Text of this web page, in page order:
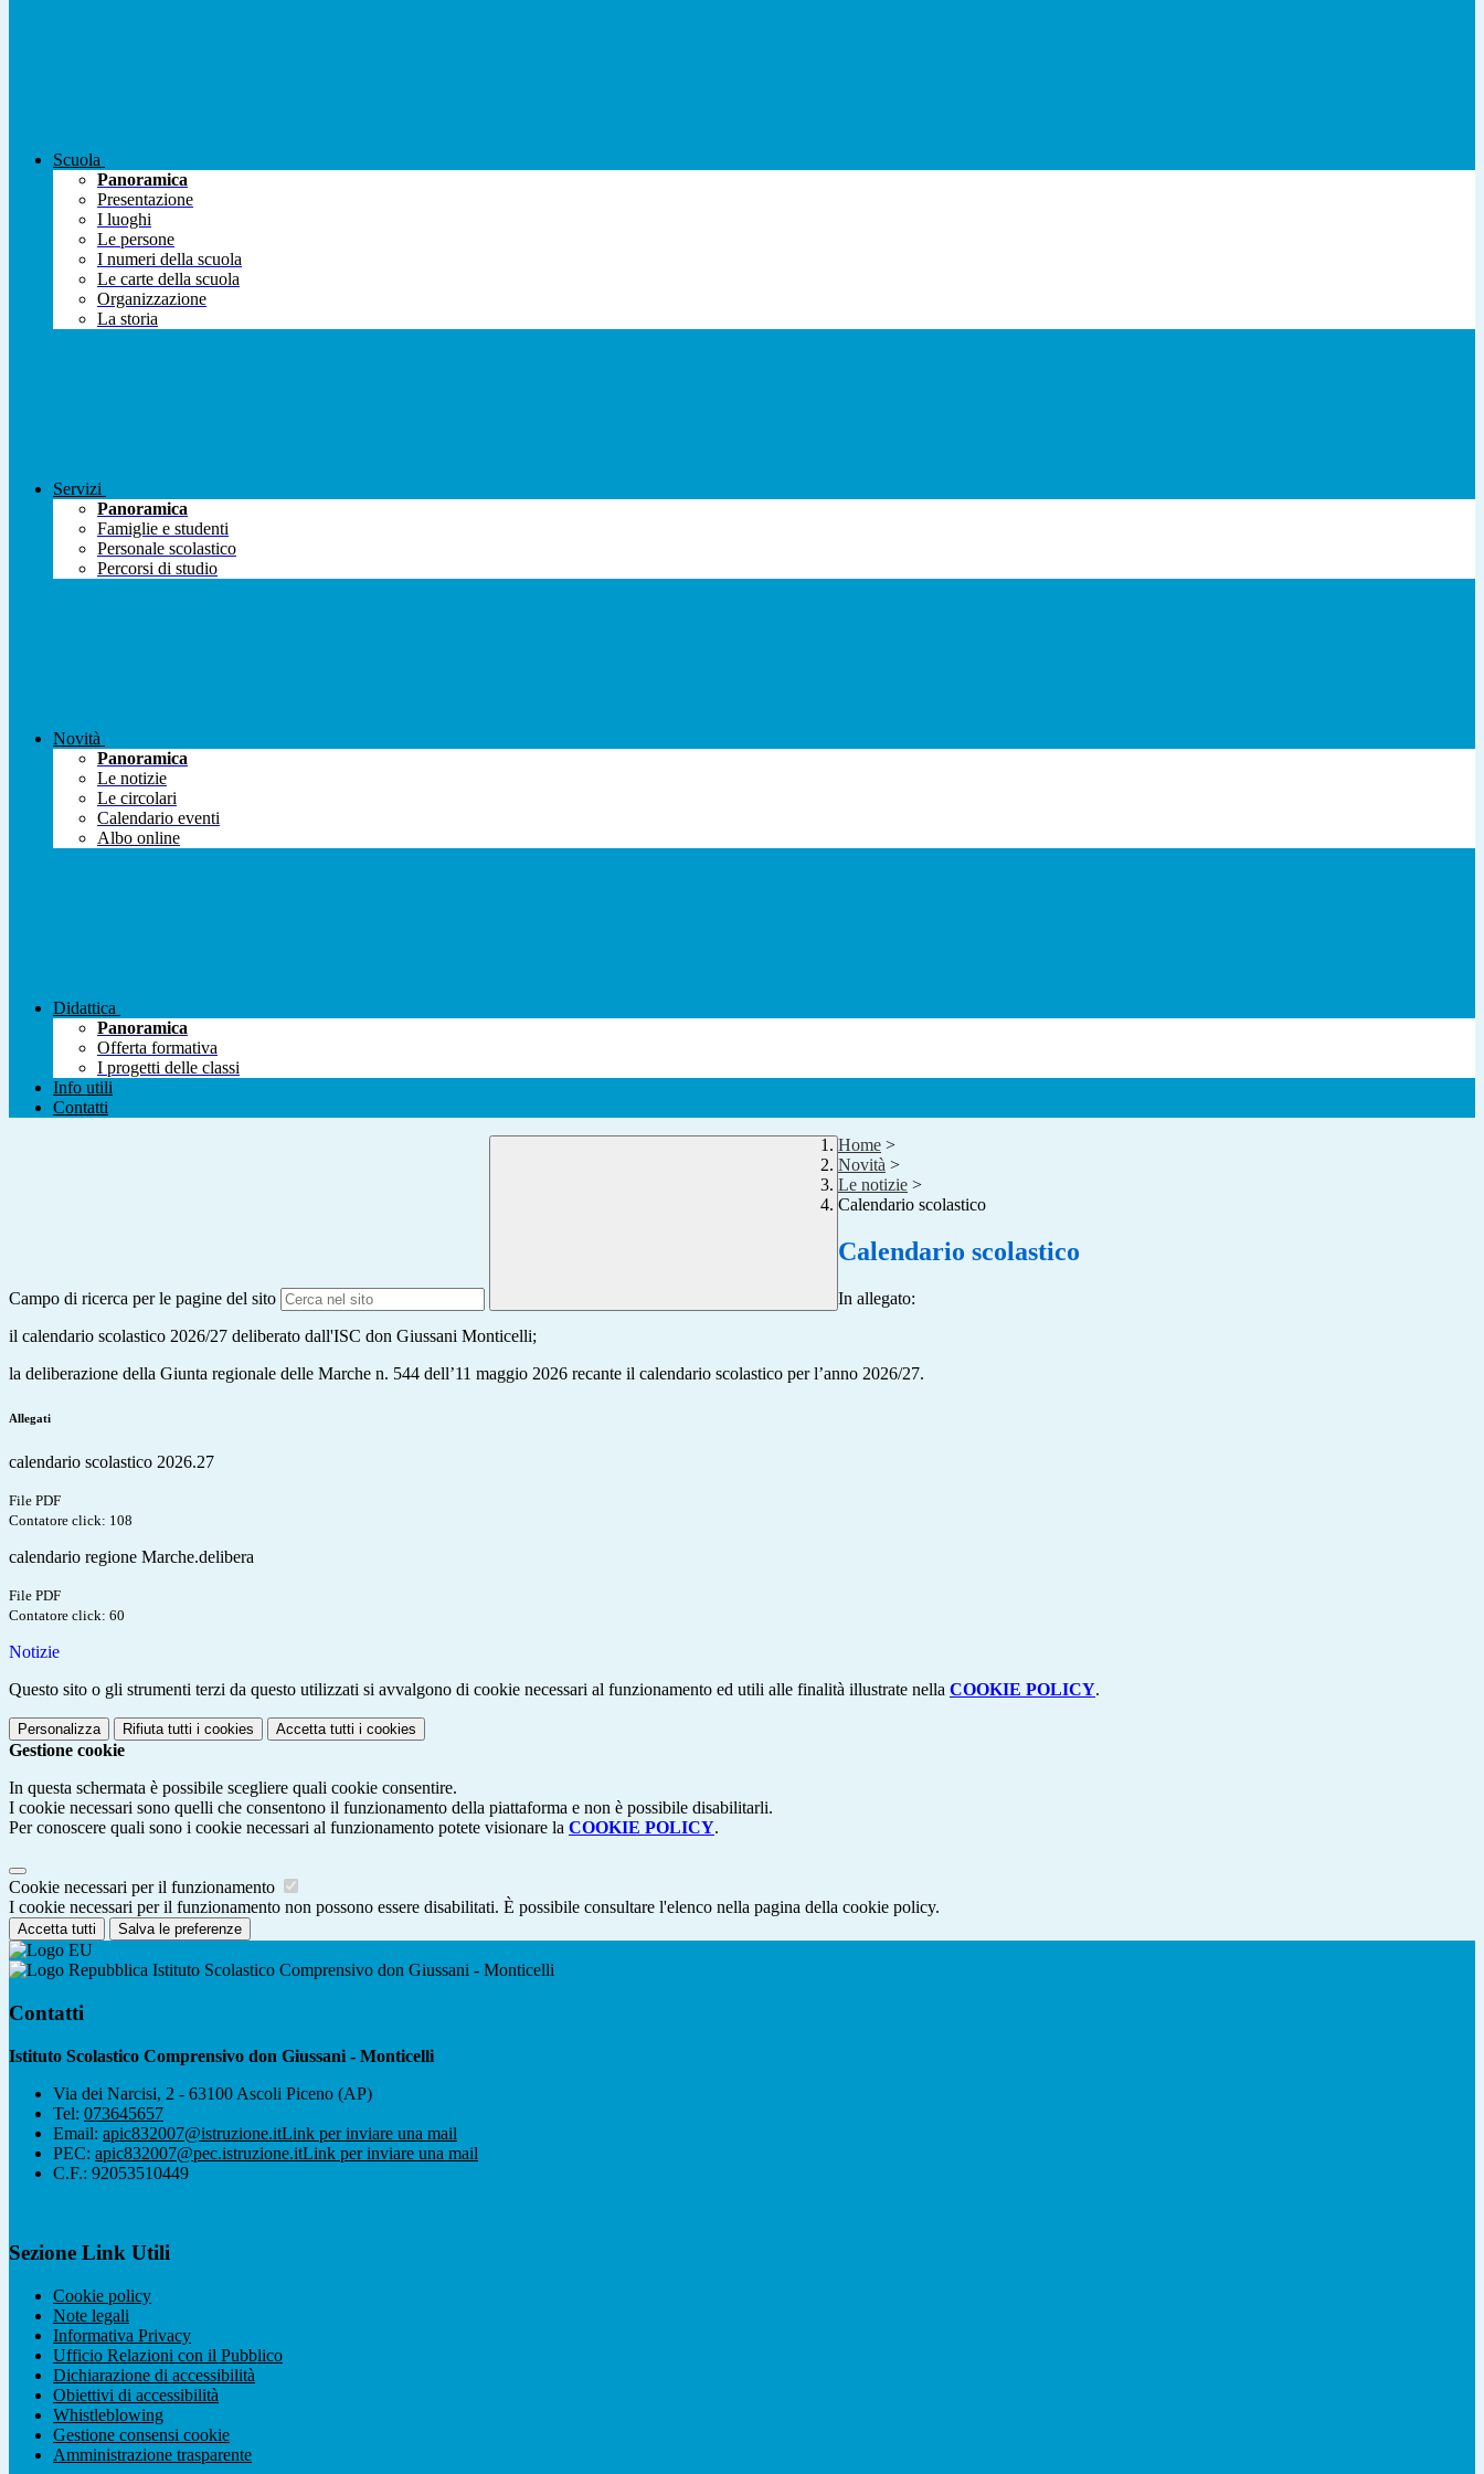
Scuola
Panoramica
Presentazione
I luoghi
Le persone
I numeri della scuola
Le carte della scuola
Organizzazione
La storia
Servizi
Panoramica
Famiglie e studenti
Personale scolastico
Percorsi di studio
Novità
Panoramica
Le notizie
Le circolari
Calendario eventi
Albo online
Didattica
Panoramica
Offerta formativa
I progetti delle classi
Info utili
Contatti
Campo di ricerca per le pagine del sito
Home >
Novità >
Le notizie >
Calendario scolastico
Calendario scolastico
In allegato:
il calendario scolastico 2026/27 deliberato dall'ISC don Giussani Monticelli;
la deliberazione della Giunta regionale delle Marche n. 544 dell’11 maggio 2026 recante il calendario scolastico per l’anno 2026/27.
Allegati
calendario scolastico 2026.27
File PDF
Contatore click: 108
calendario regione Marche.delibera
File PDF
Contatore click: 60
Notizie
Questo sito o gli strumenti terzi da questo utilizzati si avvalgono di cookie necessari al funzionamento ed utili alle finalità illustrate nella COOKIE POLICY.
Personalizza Rifiuta tutti i cookies Accetta tutti i cookies
Gestione cookie
In questa schermata è possibile scegliere quali cookie consentire.
I cookie necessari sono quelli che consentono il funzionamento della piattaforma e non è possibile disabilitarli.
Per conoscere quali sono i cookie necessari al funzionamento potete visionare la COOKIE POLICY.
Cookie necessari per il funzionamento
I cookie necessari per il funzionamento non possono essere disabilitati. È possibile consultare l'elenco nella pagina della cookie policy.
Accetta tutti Salva le preferenze
Istituto Scolastico Comprensivo don Giussani - Monticelli
Contatti
Istituto Scolastico Comprensivo don Giussani - Monticelli
Via dei Narcisi, 2 - 63100 Ascoli Piceno (AP)
Tel: 073645657
Email: apic832007@istruzione.itLink per inviare una mail
PEC: apic832007@pec.istruzione.itLink per inviare una mail
C.F.: 92053510449
Sezione Link Utili
Cookie policy
Note legali
Informativa Privacy
Ufficio Relazioni con il Pubblico
Dichiarazione di accessibilità
Obiettivi di accessibilità
Whistleblowing
Gestione consensi cookie
Amministrazione trasparente